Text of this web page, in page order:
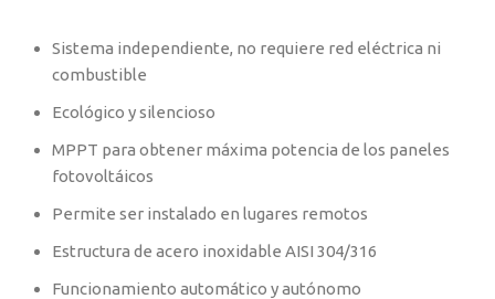
Sistema independiente, no requiere red eléctrica ni
combustible
Ecológico y silencioso
MPPT para obtener máxima potencia de los paneles
fotovoltáicos
Permite ser instalado en lugares remotos
Estructura de acero inoxidable AISI 304/316
Funcionamiento automático y autónomo